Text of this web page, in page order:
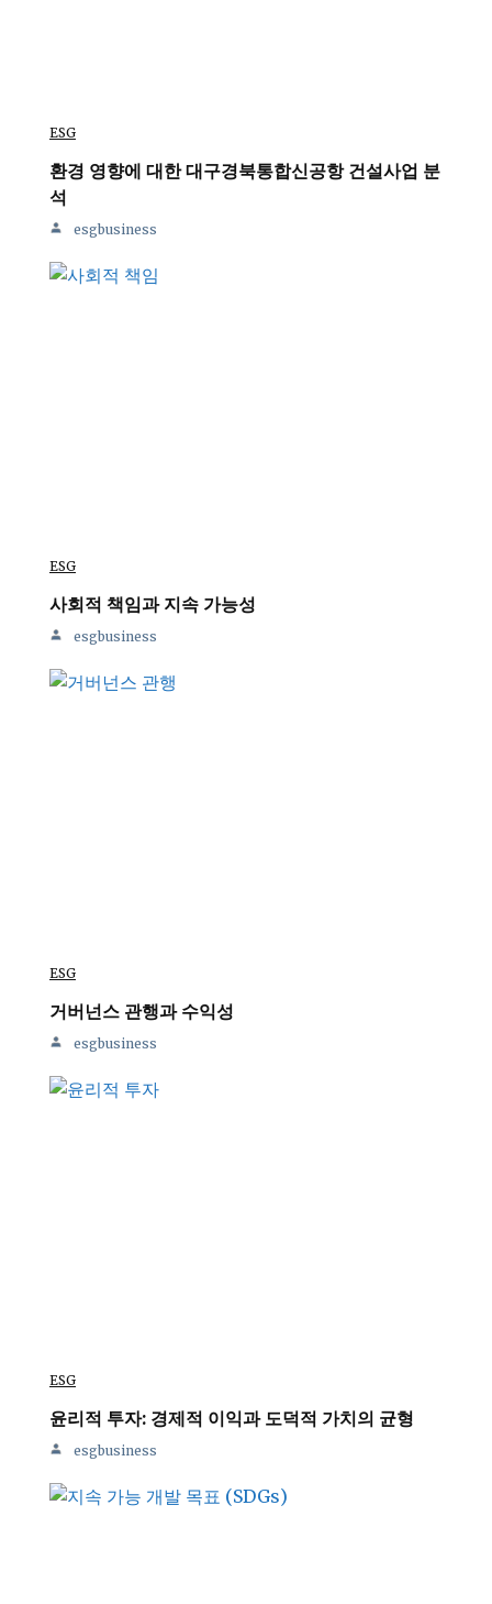
ESG
환경 영향에 대한 대구경북통합신공항 건설사업 분
석
esgbusiness
ESG
사회적 책임과 지속 가능성
esgbusiness
ESG
거버넌스 관행과 수익성
esgbusiness
ESG
윤리적 투자: 경제적 이익과 도덕적 가치의 균형
esgbusiness